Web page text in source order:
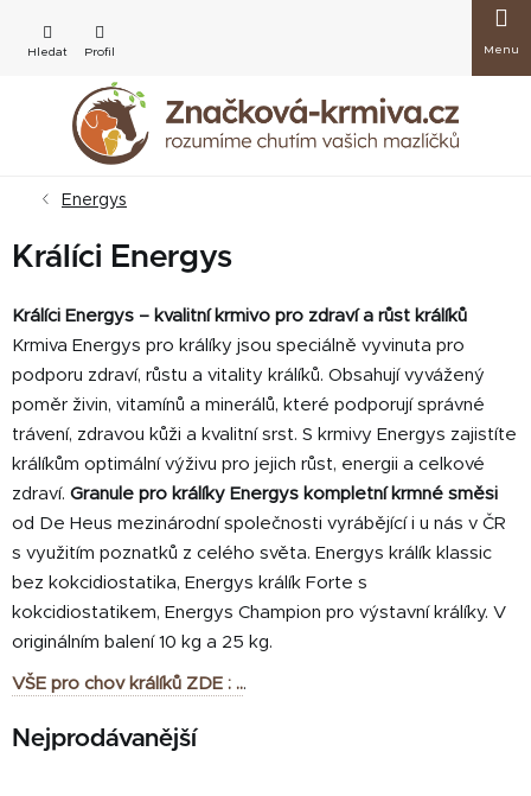
obsah
košík
Energys
Králíci Energys
Králíci Energys – kvalitní krmivo pro zdraví a růst králíků
Krmiva Energys pro králíky jsou speciálně vyvinuta pro
podporu zdraví, růstu a vitality králíků. Obsahují vyvážený
poměr živin, vitamínů a minerálů, které podporují správné
trávení, zdravou kůži a kvalitní srst. S krmivy Energys zajistíte
králíkům optimální výživu pro jejich růst, energii a celkové
zdraví. Granule pro králíky Energys kompletní krmné směsi
od De Heus mezinárodní společnosti vyrábějící i u nás v ČR
s využitím poznatků z celého světa. Energys králík klassic
bez kokcidiostatika, Energys králík Forte s
kokcidiostatikem, Energys Champion pro výstavní králíky. V
originálním balení 10 kg a 25 kg.
VŠE pro chov králíků ZDE : ...
Nejprodávanější